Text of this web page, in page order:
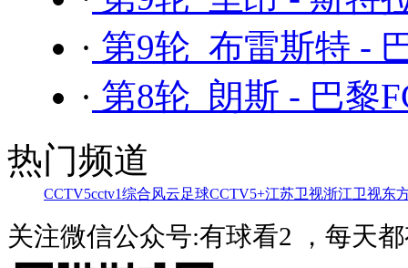
· 第9轮 布雷斯特 -
· 第8轮 朗斯 - 巴黎
热门频道
CCTV5cctv1综合风云足球CCTV5+江苏卫视浙江卫视东
关注微信公众号:有球看2 ，每天